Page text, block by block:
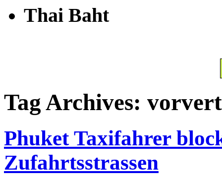
Thai Baht
Tag Archives:
Phuket Taxifahrer
Zufahrtsstrassen